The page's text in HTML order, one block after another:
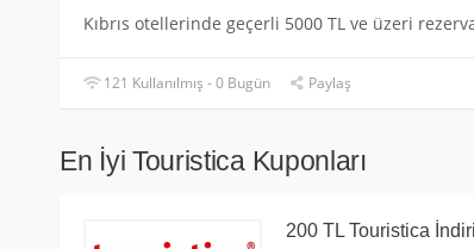
Kıbrıs otellerinde geçerli 5000 TL ve üzeri
121 Kullanılmış - 0 Bugün Paylaş
En İyi Touristica Kuponları
200 TL Touristica